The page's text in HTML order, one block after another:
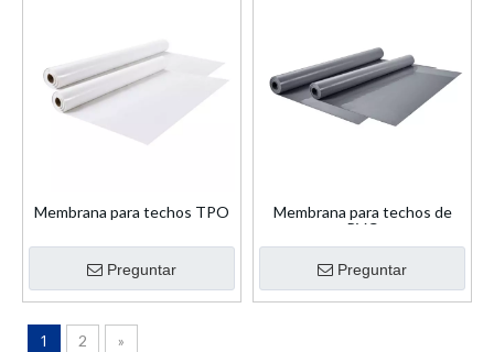
Membrana para techos TPO
Preguntar
Membrana para techos de
PVC
Preguntar
1 2 »